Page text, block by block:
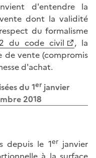
d'entendre la
dont la validité
du formalisme
du code civil
, la
de vente (compromis
d'achat.
du 1er janvier
2018
depuis le 1erjanvier